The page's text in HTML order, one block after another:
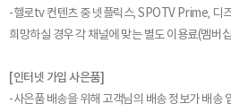
-헬로tv 컨텐츠 중 넷플릭스, SPOTV Prime, 디
희망하실 경우 각 채널에 맞는 별도 이용료(멤버
[인터넷 가입 사은품]
-사은품 배송을 위해 고객님의 배송 정보가 배송